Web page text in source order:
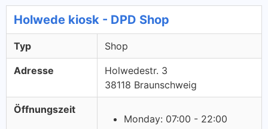
Holwede kiosk - DPD Shop
Typ Shop
Adresse
Holwedestr. 3
38118 Braunschweig
Öffnungszeit
Monday: 07:00 - 22:00